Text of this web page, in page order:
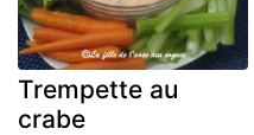
Trempette au
crabe